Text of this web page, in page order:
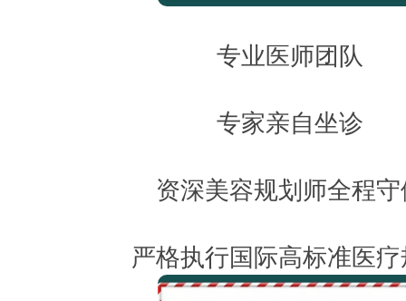
专业医师团队
专家亲自坐诊
资深美容规划师全程守
严格执行国际高标准医